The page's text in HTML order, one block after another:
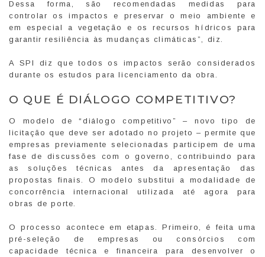
Dessa forma, são recomendadas medidas para
controlar os impactos e preservar o meio ambiente e
em especial a vegetação e os recursos hídricos para
garantir resiliência às mudanças climáticas”, diz.
A SPI diz que todos os impactos serão considerados
durante os estudos para licenciamento da obra.
O QUE É DIÁLOGO COMPETITIVO?
O modelo de “diálogo competitivo” – novo tipo de
licitação que deve ser adotado no projeto – permite que
empresas previamente selecionadas participem de uma
fase de discussões com o governo, contribuindo para
as soluções técnicas antes da apresentação das
propostas finais. O modelo substitui a modalidade de
concorrência internacional utilizada até agora para
obras de porte.
O processo acontece em etapas. Primeiro, é feita uma
pré-seleção de empresas ou consórcios com
capacidade técnica e financeira para desenvolver o